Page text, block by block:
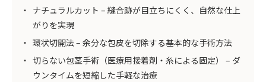
ナチュラルカット – 縫合跡が目立ちにくく、自然な仕上
がりを実現
環状切開法 – 余分な包皮を切除する基本的な手術方法
切らない包茎手術（医療用接着剤・糸による固定） – ダ
ウンタイムを短縮した手軽な治療